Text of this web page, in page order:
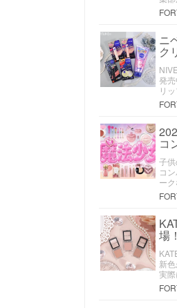
ニ
ク
発
リ
コ
子
コ
ー
場
新
実